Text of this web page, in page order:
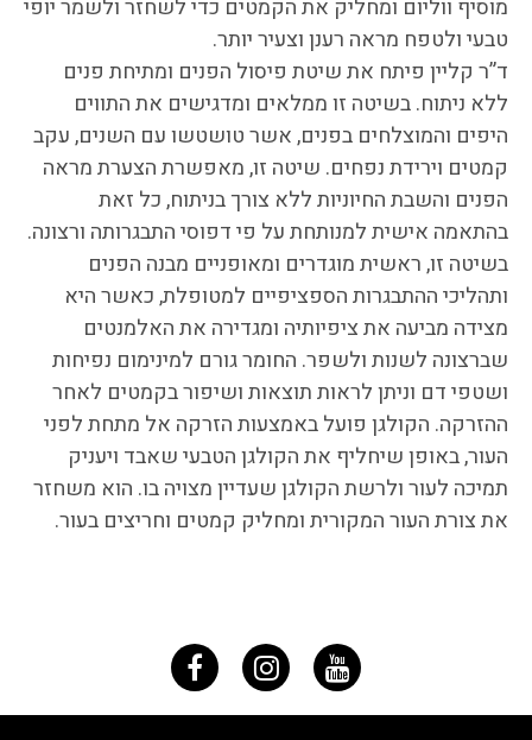
מוסיף ווליום ומחליק את הקמטים כדי לשחזר ולשמר יופי
טבעי ולטפח מראה רענן וצעיר יותר.
ד”ר קליין פיתח את שיטת פיסול הפנים ומתיחת פנים
ללא ניתוח. בשיטה זו ממלאים ומדגישים את התווים
היפים והמוצלחים בפנים, אשר טושטשו עם השנים, עקב
קמטים וירידת נפחים. שיטה זו, מאפשרת הצערת מראה
הפנים והשבת החיוניות ללא צורך בניתוח, כל זאת
בהתאמה אישית למנותחת על פי דפוסי התבגרותה ורצונה.
בשיטה זו, ראשית מוגדרים ומאופניים מבנה הפנים
ותהליכי ההתבגרות הספציפיים למטופלת, כאשר היא
מצידה מביעה את ציפיותיה ומגדירה את האלמנטים
שברצונה לשנות ולשפר. החומר גורם למינימום נפיחות
ושטפי דם וניתן לראות תוצאות ושיפור בקמטים לאחר
ההזרקה. הקולגן פועל באמצעות הזרקה אל מתחת לפני
העור, באופן שיחליף את הקולגן הטבעי שאבד ויעניק
תמיכה לעור ולרשת הקולגן שעדיין מצויה בו. הוא משחזר
את צורת העור המקורית ומחליק קמטים וחריצים בעור.